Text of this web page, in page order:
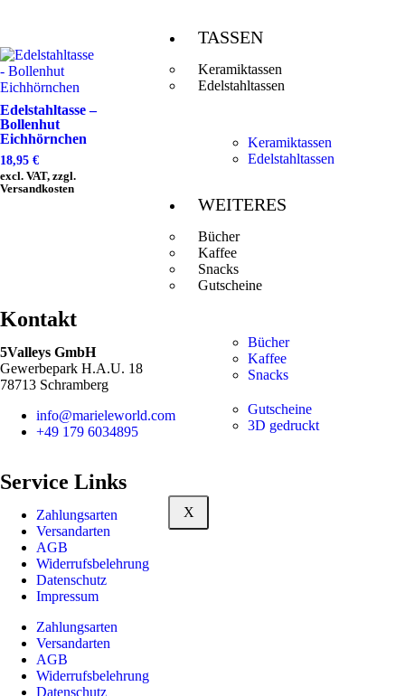
TASSEN
Keramiktassen
Edelstahltassen
Keramiktassen
Edelstahltassen
WEITERES
Bücher
Kaffee
Snacks
Gutscheine
Bücher
Kaffee
Snacks
Gutscheine
3D gedruckt
X
Edelstahltasse –
Bollenhut
Eichhörnchen
18,95 €
excl. VAT, zzgl.
Versandkosten
Kontakt
5Valleys GmbH
Gewerbepark H.A.U. 18
78713 Schramberg
info@marieleworld.com
+49 179 6034895
Service Links
Zahlungsarten
Versandarten
AGB
Widerrufsbelehrung
Datenschutz
Impressum
Zahlungsarten
Versandarten
AGB
Widerrufsbelehrung
Datenschutz